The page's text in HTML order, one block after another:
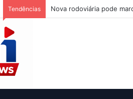
Tendências Nova rodoviária pode